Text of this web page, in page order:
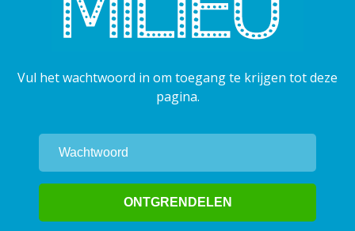
Vul het wachtwoord in om toegang te krijgen tot deze
pagina.